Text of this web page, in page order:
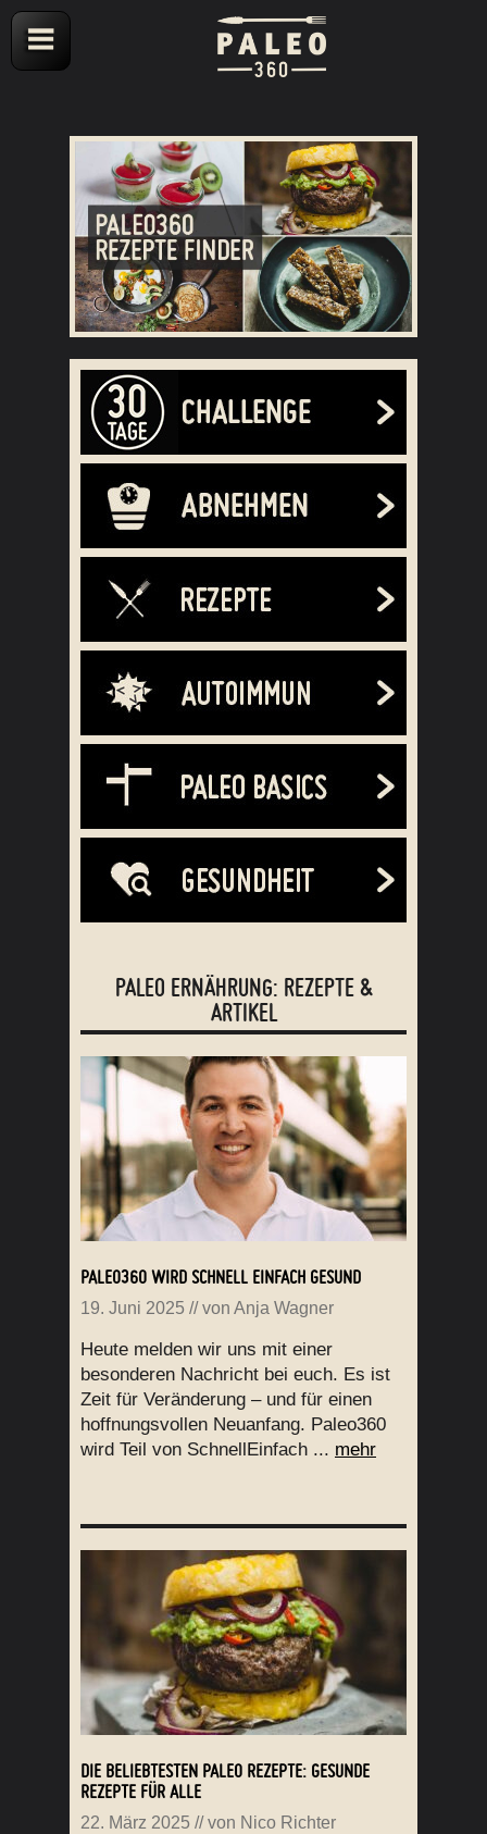
PALEO ERNÄHRUNG: REZEPTE &
ARTIKEL
PALEO360 WIRD SCHNELL EINFACH GESUND
19. Juni 2025 // von Anja Wagner
Heute melden wir uns mit einer
besonderen Nachricht bei euch. Es ist
Zeit für Veränderung – und für einen
hoffnungsvollen Neuanfang. Paleo360
wird Teil von SchnellEinfach ... mehr
DIE BELIEBTESTEN PALEO REZEPTE: GESUNDE
REZEPTE FÜR ALLE
22. März 2025 // von Nico Richter